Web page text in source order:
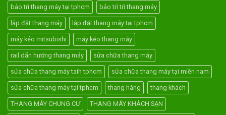
bảo trì thang máy tại tphcm bảo trì trì thang máy
lắp đặt thang máy lắp đặt thang máy tại tphcm
máy kéo mitsubishi máy kéo thang máy
rail dãn hướng thang máy sửa chữa thang máy
sửa chữa thang máy taih tphcm sửa chữa thang máy tại miền nam
sửa chữa thang máy tại tphcm thang hàng thang khách
THANG MÁY CHUNG CƯ THANG MÁY KHÁCH SẠN